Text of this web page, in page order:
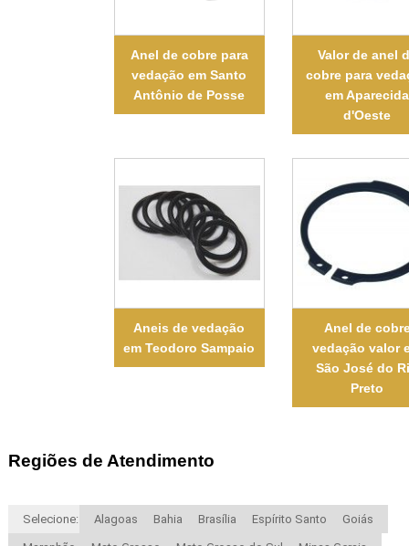
Anel de cobre para
vedação em Santo
Antônio de Posse
Valor de anel
cobre para
em Aparecida
d'Oeste
Aneis de vedação
em Teodoro Sampaio
Anel de
vedação valor
São José do
Preto
Regiões de Atendimento
Selecione: Alagoas Bahia Brasília Espírito Santo Goiás